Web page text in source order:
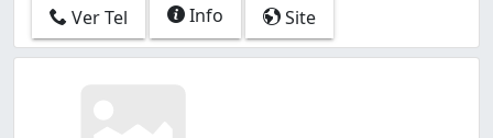
Ver Tel Info Site